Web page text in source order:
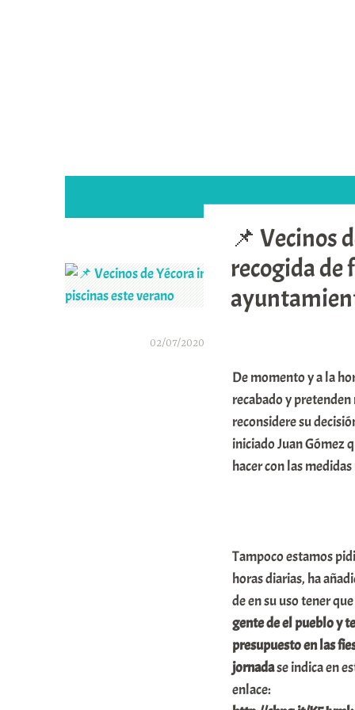
📌 Vecinos
recogida de
02/07/2020
De momento y a la
recabado y
reconsidere su
iniciado Juan Gómez
hacer con las
Tampoco estamos
horas diarias, ha
de en su uso tener
gente de el pueblo y
presupuesto en las
jornadase indica en
enlace: